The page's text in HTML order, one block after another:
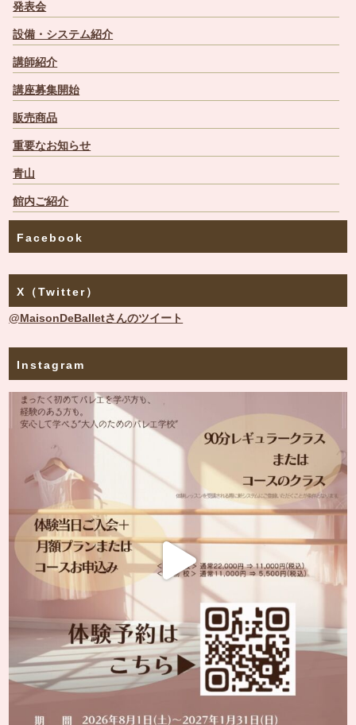
発表会
設備・システム紹介
講師紹介
講座募集開始
販売商品
重要なお知らせ
青山
館内ご紹介
Facebook
X（Twitter）
@MaisonDeBalletさんのツイート
Instagram